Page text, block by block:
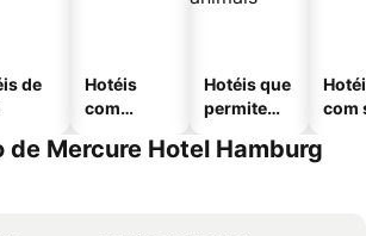
de
Hotéis
com
Hotéis que
permitem
com
Mercure Hotel Hamburg